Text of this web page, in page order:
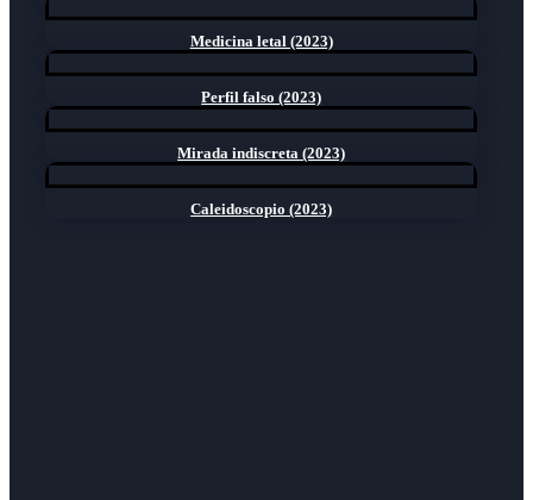
Medicina letal (2023)
Perfil falso (2023)
Mirada indiscreta (2023)
Caleidoscopio (2023)